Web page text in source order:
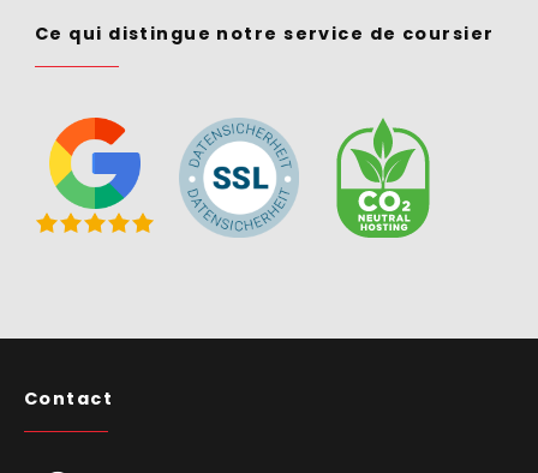
Ce qui distingue notre service de coursier
Contact